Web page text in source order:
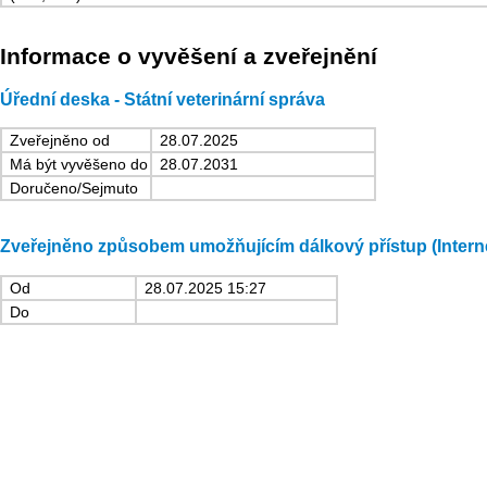
Informace o vyvěšení a zveřejnění
Úřední deska - Státní veterinární správa
Zveřejněno od
28.07.2025
Má být vyvěšeno do
28.07.2031
Doručeno/Sejmuto
Zveřejněno způsobem umožňujícím dálkový přístup
Od
28.07.2025 15:27
Do